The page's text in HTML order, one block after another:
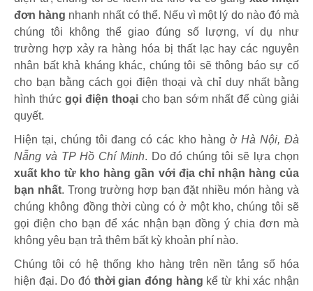
đơn hàng nhanh nhất có thể. Nếu vì một lý do nào đó mà
chúng tôi không thể giao đúng số lượng, ví dụ như
trường hợp xảy ra hàng hóa bị thất lạc hay các nguyên
nhân bất khả kháng khác, chúng tôi sẽ thông báo sự cố
cho bạn bằng cách gọi điện thoại và chỉ duy nhất bằng
hình thức gọi điện thoại cho bạn sớm nhất để cùng giải
quyết.
Hiện tại, chúng tôi đang có các kho hàng ởHà Nội, Đà
Nẵng và TP Hồ Chí Minh. Do đó chúng tôi sẽ lựa chọn
xuất kho từ kho hàng gần với địa chỉ nhận hàng của
bạn nhất. Trong trường hợp bạn đặt nhiều món hàng và
chúng không đồng thời cùng có ở một kho, chúng tôi sẽ
gọi điện cho bạn để xác nhận bạn đồng ý chia đơn mà
không yêu bạn trả thêm bất kỳ khoản phí nào.
Chúng tôi có hệ thống kho hàng trên nền tảng số hóa
hiện đại. Do đó thời gian đóng hàng kể từ khi xác nhận